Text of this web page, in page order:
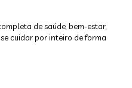
de saúde, bem-estar,
cuidar por inteiro de forma